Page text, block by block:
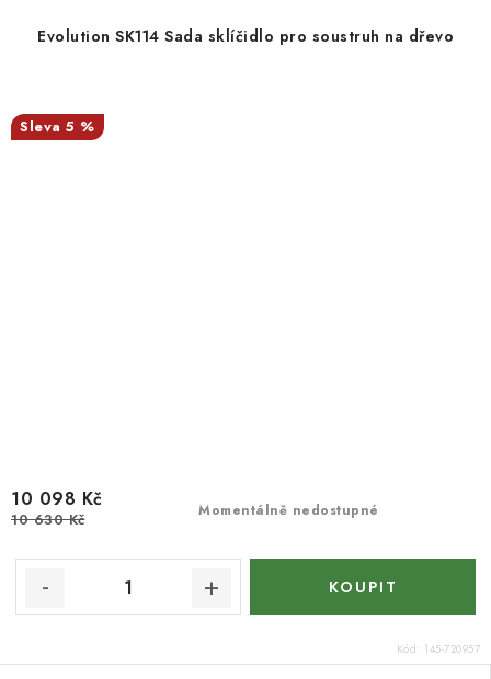
Evolution SK114 Sada sklíčidlo pro soustruh na dřevo
5 %
Momentálně nedostupné
10 098 Kč
10 630 Kč
Kód: 145-720957